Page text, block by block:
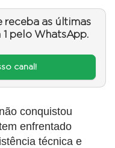
receba as últimas
pelo WhatsApp.
canal!
conquistou
enfrentado
técnica e